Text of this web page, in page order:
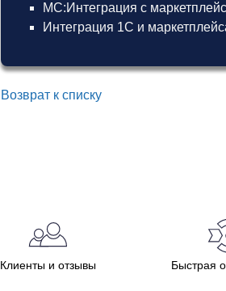
МС:Интеграция с
Интеграция 1С и
Возврат к списку
Клиенты и отзывы Быстрая